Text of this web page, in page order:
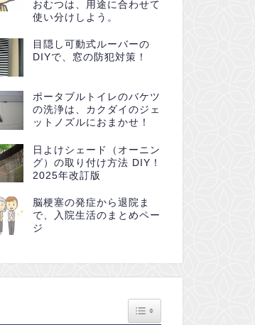
おむつは、用途に合わせて
使い分けしよう。
目隠し可動式ルーバーの
DIYで、窓の防犯対策！
ポータブルトイレのバケツ
の洗浄は、カクダイのジェ
ットノズルにおまかせ！
日よけシェード（オーニン
グ）の取り付け方法 DIY！
2025年改訂版
脳梗塞の発症から退院ま
で、入院生活のまとめペー
ジ
Toggle Table of